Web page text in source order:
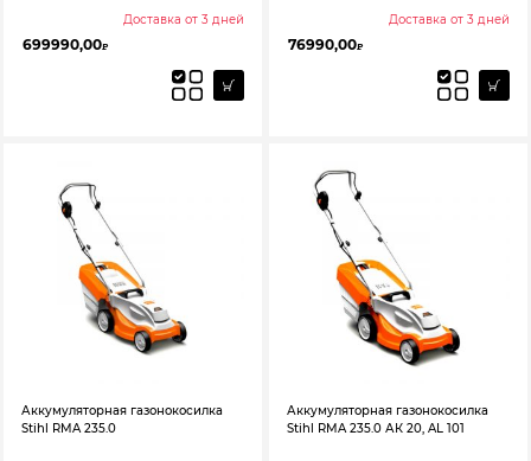
Доставка от 3 дней
699990,00₽
Доставка от 3 дней
76990,00₽
Аккумуляторная газонокосилка
Stihl RMA 235.0
Аккумуляторная газонокосилка
Stihl RMA 235.0 АК 20, AL 101